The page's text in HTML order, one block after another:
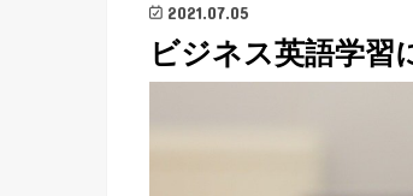
2021.07.05
ビジネス英語学習